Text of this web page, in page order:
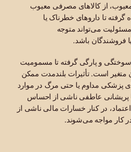
از کالاهای مصرفی معیوب
گرفته تا داروهای خطرناک یا
می‌تواند متوجه
یا فروشندگان باشد.
و پارگی گرفته تا مسمومیت
است. تأثیرات بلندمدت ممکن
پزشکی مداوم یا حتی مرگ در موارد
پریشانی عاطفی ناشی از احساس
در کنار خسارات مالی ناشی از
کار مواجه می‌شوند.